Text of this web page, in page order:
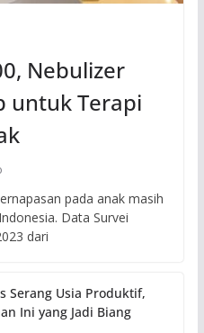
Nebulizer
untuk Terapi
pada anak masih
Data Survei
dari
Serang Usia Produktif,
Ini yang Jadi Biang